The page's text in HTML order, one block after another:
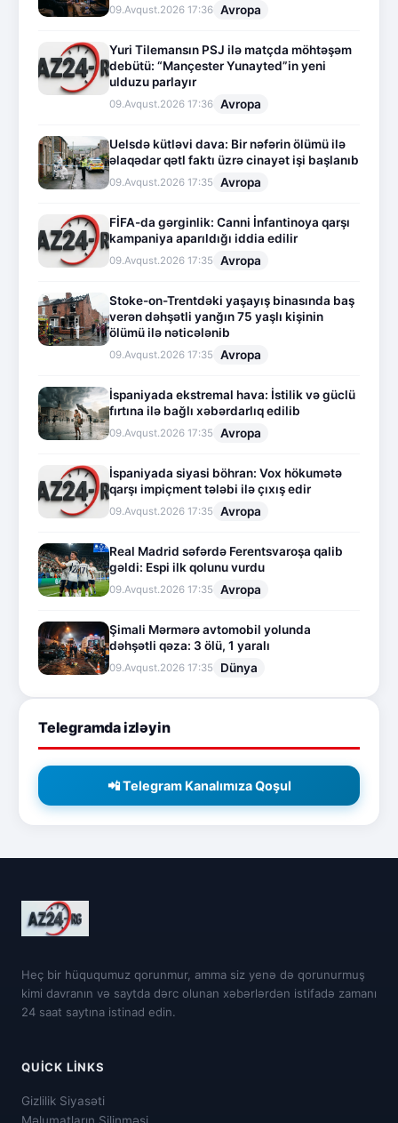
09.Avqust.2026 17:36 Avropa
Yuri Tilemansın PSJ ilə matçda möhtəşəm
debütü: “Mançester Yunayted”in yeni
ulduzu parlayır
09.Avqust.2026 17:36 Avropa
Uelsdə kütləvi dava: Bir nəfərin ölümü ilə
əlaqədar qətl faktı üzrə cinayət işi başlanıb
09.Avqust.2026 17:35 Avropa
FİFA-da gərginlik: Canni İnfantinoya qarşı
kampaniya aparıldığı iddia edilir
09.Avqust.2026 17:35 Avropa
Stoke-on-Trentdəki yaşayış binasında baş
verən dəhşətli yanğın 75 yaşlı kişinin
ölümü ilə nəticələnib
09.Avqust.2026 17:35 Avropa
İspaniyada ekstremal hava: İstilik və güclü
fırtına ilə bağlı xəbərdarlıq edilib
09.Avqust.2026 17:35 Avropa
İspaniyada siyasi böhran: Vox hökumətə
qarşı impiçment tələbi ilə çıxış edir
09.Avqust.2026 17:35 Avropa
Real Madrid səfərdə Ferentsvaroşa qalib
gəldi: Espi ilk qolunu vurdu
09.Avqust.2026 17:35 Avropa
Şimali Mərmərə avtomobil yolunda
dəhşətli qəza: 3 ölü, 1 yaralı
09.Avqust.2026 17:35 Dünya
Telegramda izləyin
📲 Telegram Kanalımıza Qoşul
Heç bir hüququmuz qorunmur, amma siz yenə də qorunurmuş
kimi davranın və saytda dərc olunan xəbərlərdən istifadə zamanı
24 saat saytına istinad edin.
QUICK LINKS
Gizlilik Siyasəti